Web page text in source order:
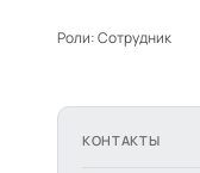
Роли:Сотрудник
КОНТАКТЫ